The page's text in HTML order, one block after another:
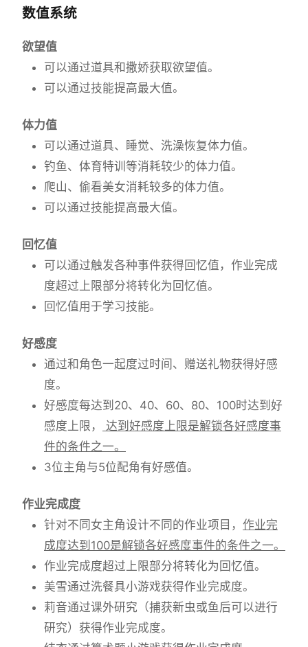
数值系统
欲望值
可以通过道具和撒娇获取欲望值。
可以通过技能提高最大值。
体力值
可以通过道具、睡觉、洗澡恢复体力值。
钓鱼、体育特训等消耗较少的体力值。
爬山、偷看美女消耗较多的体力值。
可以通过技能提高最大值。
回忆值
可以通过触发各种事件获得回忆值，作业完成
度超过上限部分将转化为回忆值。
回忆值用于学习技能。
好感度
通过和角色一起度过时间、赠送礼物获得好感
度。
好感度每达到20、40、60、80、100时达到好
感度上限，
达到好感度上限是解锁各好感度事
件的条件之一。
3位主角与5位配角有好感值。
作业完成度
针对不同女主角设计不同的作业项目， 作业完
成度达到100是解锁各好感度事件的条件之一。
作业完成度超过上限部分将转化为回忆值。
美雪通过洗餐具小游戏获得作业完成度。
莉音通过课外研究（捕获新虫或鱼后可以进行
研究）获得作业完成度。